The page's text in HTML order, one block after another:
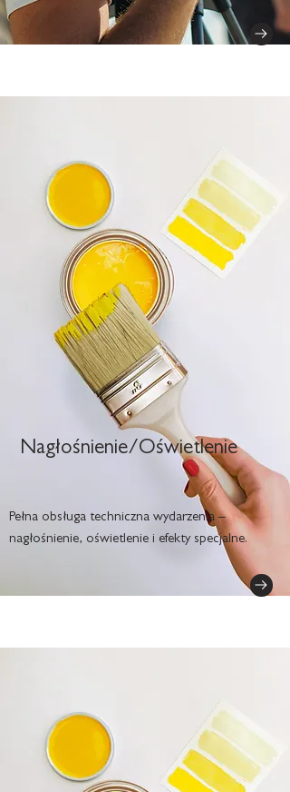
Nagłośnienie/Oświetlenie
Pełna obsługa techniczna wydarzenia –
nagłośnienie, oświetlenie i efekty specjalne.